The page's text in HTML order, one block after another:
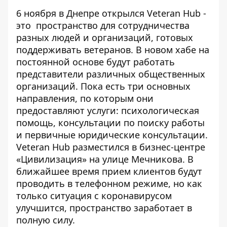
6 ноября в Днепре открылся Veteran Hub -
это пространство для сотрудничества
разных людей и организаций, готовых
поддерживать ветеранов. В новом хабе на
постоянной основе будут работать
представители различных общественных
организаций. Пока есть три основных
направления, по которым они
предоставляют услуги: психологическая
помощь, консультации по поиску работы
и первичные юридические консультации.
Veteran Hub разместился в бизнес-центре
«Цивилизация» на улице Мечникова. В
ближайшее время прием клиентов будут
проводить в телефонном режиме, но как
только ситуация с коронавирусом
улучшится, пространство заработает в
полную силу.